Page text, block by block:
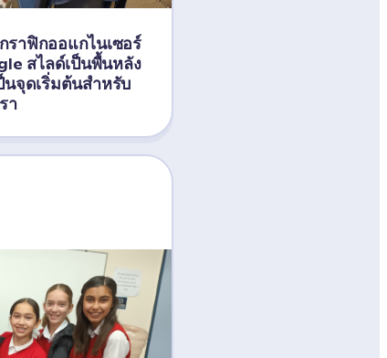
ราฟิกออแกไนเซอร์
สไลด์เป็นพื้นหลัง
นจุดเริ่มต้นสำหรับ
า